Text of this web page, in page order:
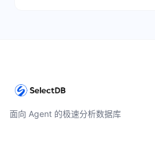
面向 Agent 的极速分析数据库